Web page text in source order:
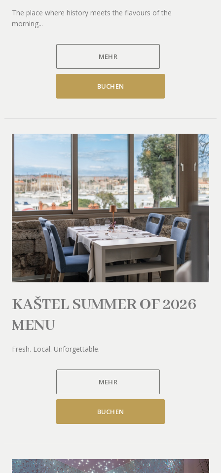
The place where history meets the flavours of the
morning...
MEHR
BUCHEN
KAŠTEL SUMMER OF 2026
MENU
Fresh. Local. Unforgettable.
MEHR
BUCHEN